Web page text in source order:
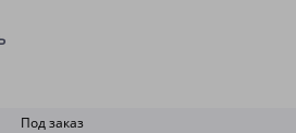
Под заказ